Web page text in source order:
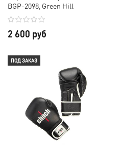
BGP-2098, Green Hill
2 600 руб
ПОД ЗАКАЗ